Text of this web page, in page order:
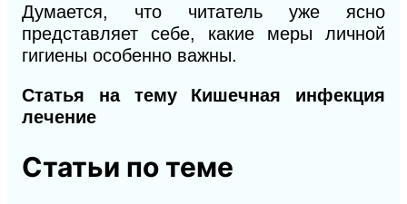
Думается, что читатель уже ясно
представляет себе, какие меры личной
гигиены особенно важны.
Статья на тему Кишечная инфекция
лечение
Статьи по теме